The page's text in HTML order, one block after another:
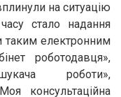
на ситуацію
стало надання
таким електронним
роботодавця»,
роботи»,
консультаційна